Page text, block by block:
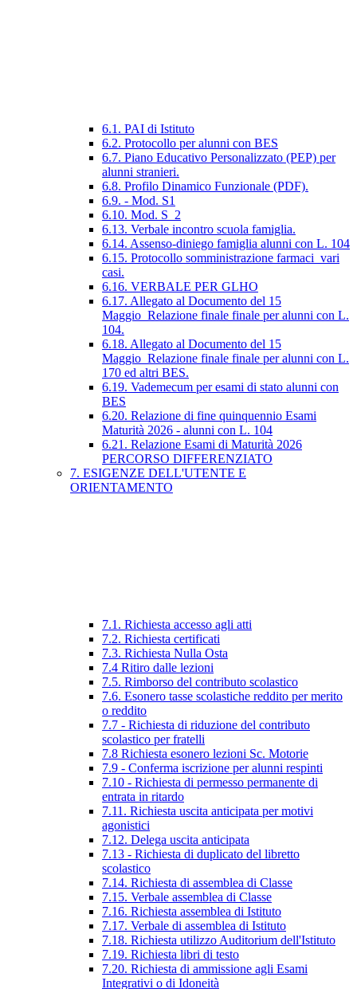
6.1. PAI di Istituto
6.2. Protocollo per alunni con BES
6.7. Piano Educativo Personalizzato (PEP) per
alunni stranieri.
6.8. Profilo Dinamico Funzionale (PDF).
6.9. - Mod. S1
6.10. Mod. S_2
6.13. Verbale incontro scuola famiglia.
6.14. Assenso-diniego famiglia alunni con L. 104
6.15. Protocollo somministrazione farmaci_vari
casi.
6.16. VERBALE PER GLHO
6.17. Allegato al Documento del 15
Maggio_Relazione finale finale per alunni con L.
104.
6.18. Allegato al Documento del 15
Maggio_Relazione finale finale per alunni con L.
170 ed altri BES.
6.19. Vademecum per esami di stato alunni con
BES
6.20. Relazione di fine quinquennio Esami
Maturità 2026 - alunni con L. 104
6.21. Relazione Esami di Maturità 2026
PERCORSO DIFFERENZIATO
7. ESIGENZE DELL'UTENTE E
ORIENTAMENTO
7.1. Richiesta accesso agli atti
7.2. Richiesta certificati
7.3. Richiesta Nulla Osta
7.4 Ritiro dalle lezioni
7.5. Rimborso del contributo scolastico
7.6. Esonero tasse scolastiche reddito per merito
o reddito
7.7 - Richiesta di riduzione del contributo
scolastico per fratelli
7.8 Richiesta esonero lezioni Sc. Motorie
7.9 - Conferma iscrizione per alunni respinti
7.10 - Richiesta di permesso permanente di
entrata in ritardo
7.11. Richiesta uscita anticipata per motivi
agonistici
7.12. Delega uscita anticipata
7.13 - Richiesta di duplicato del libretto
scolastico
7.14. Richiesta di assemblea di Classe
7.15. Verbale assemblea di Classe
7.16. Richiesta assemblea di Istituto
7.17. Verbale di assemblea di Istituto
7.18. Richiesta utilizzo Auditorium dell'Istituto
7.19. Richiesta libri di testo
7.20. Richiesta di ammissione agli Esami
Integrativi o di Idoneità